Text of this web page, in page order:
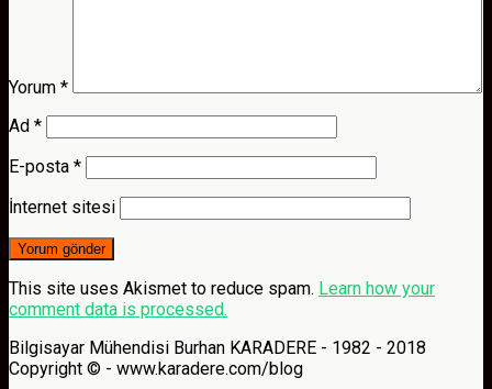
Yorum *
Ad *
E-posta *
İnternet sitesi
This site uses Akismet to reduce spam. Learn how your
comment data is processed.
Bilgisayar Mühendisi Burhan KARADERE - 1982 - 2018
Copyright © - www.karadere.com/blog